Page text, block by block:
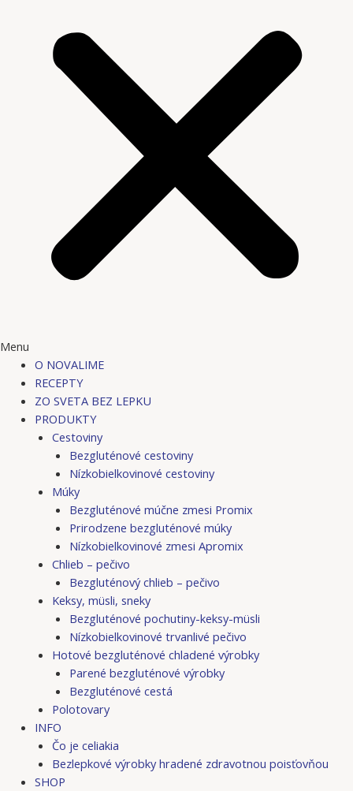
Menu
O NOVALIME
RECEPTY
ZO SVETA BEZ LEPKU
PRODUKTY
Cestoviny
Bezgluténové cestoviny
Nízkobielkovinové cestoviny
Múky
Bezgluténové múčne zmesi Promix
Prirodzene bezgluténové múky
Nízkobielkovinové zmesi Apromix
Chlieb – pečivo
Bezgluténový chlieb – pečivo
Keksy, müsli, sneky
Bezgluténové pochutiny-keksy-müsli
Nízkobielkovinové trvanlivé pečivo
Hotové bezgluténové chladené výrobky
Parené bezgluténové výrobky
Bezgluténové cestá
Polotovary
INFO
Čo je celiakia
Bezlepkové výrobky hradené zdravotnou poisťovňou
SHOP